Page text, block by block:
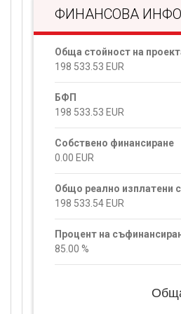
ФИНАНСОВА
Обща стойност на
198 533.53 EUR
БФП
198 533.53 EUR
Собствено финансиране
0.00 EUR
Общо реално изплатени
198 533.54 EUR
Процент на
85.00 %